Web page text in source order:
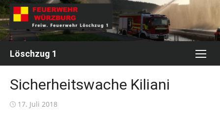
Skip
to
content
Löschzug 1
Sicherheitswache Kiliani
Posted
17. Juli 2018